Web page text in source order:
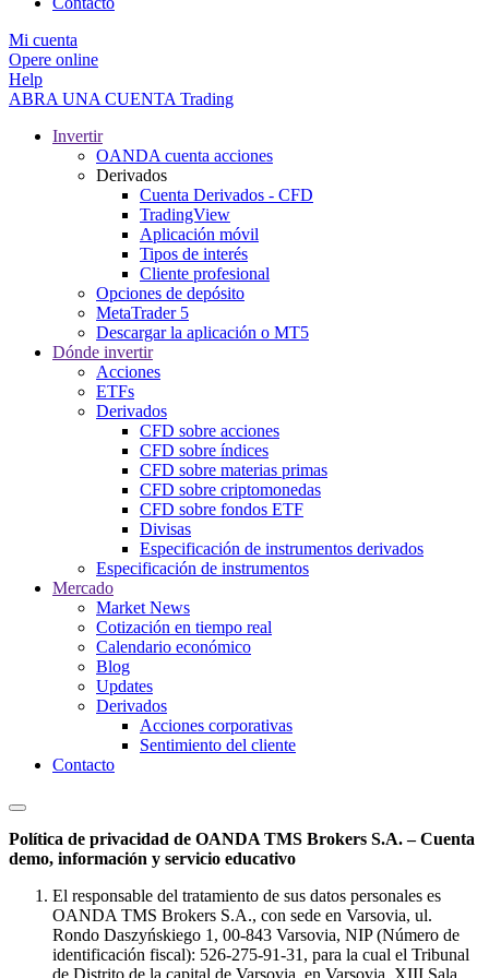
Mi cuenta
Opere online
Help
ABRA UNA CUENTA Trading
Invertir
OANDA cuenta acciones
Derivados
Cuenta Derivados - CFD
TradingView
Aplicación móvil
Tipos de interés
Cliente profesional
Opciones de depósito
MetaTrader 5
Descargar la aplicación o MT5
Dónde invertir
Acciones
ETFs
Derivados
CFD sobre acciones
CFD sobre índices
CFD sobre materias primas
CFD sobre criptomonedas
CFD sobre fondos ETF
Divisas
Especificación de instrumentos derivados
Especificación de instrumentos
Mercado
Market News
Cotización en tiempo real
Calendario económico
Blog
Updates
Derivados
Acciones corporativas
Sentimiento del cliente
Contacto
Política de privacidad de OANDA TMS Brokers S.A. – Cuenta
demo, información y servicio educativo
El responsable del tratamiento de sus datos personales es
OANDA TMS Brokers S.A., con sede en Varsovia, ul.
Rondo Daszyńskiego 1, 00-843 Varsovia, NIP (Número de
identificación fiscal): 526-275-91-31, para la cual el Tribunal
de Distrito de la capital de Varsovia, en Varsovia, XIII Sala